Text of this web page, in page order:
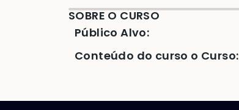
SOBRE O CURSO
Público Alvo:
Conteúdo do curso o Curso: